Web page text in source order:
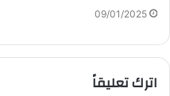
09/01/2025
اترك تعليقاً